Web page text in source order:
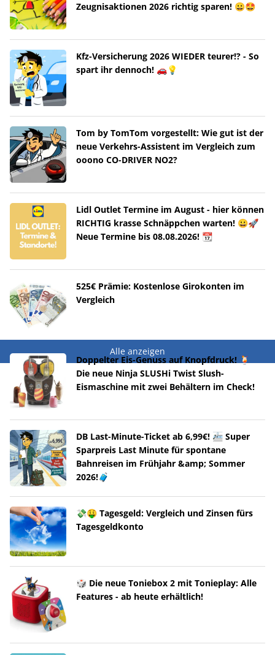
Zeugnisaktionen 2026 richtig sparen! 😀🤩
Kfz-Versicherung 2026 WIEDER teurer!? - So
spart ihr dennoch! 🚗💡
Tom by TomTom vorgestellt: Wie gut ist der
neue Verkehrs-Assistent im Vergleich zum
ooono CO-DRIVER NO2?
Lidl Outlet Termine im August - hier können
RICHTIG krasse Schnäppchen warten! 😀🚀
Neue Termine bis 08.08.2026! 📆
525€ Prämie: Kostenlose Girokonten im
Vergleich
Alle anzeigen
Doppelter Eis-Genuss auf Knopfdruck! 🍹
Die neue Ninja SLUSHi Twist Slush-
Eismaschine mit zwei Behältern im Check!
DB Last-Minute-Ticket ab 6,99€! 🚈 Super
Sparpreis Last Minute für spontane
Bahnreisen im Frühjahr &amp; Sommer
2026!🧳
💸🤑 Tagesgeld: Vergleich und Zinsen fürs
Tagesgeldkonto
🎲 Die neue Toniebox 2 mit Tonieplay: Alle
Features - ab heute erhältlich!